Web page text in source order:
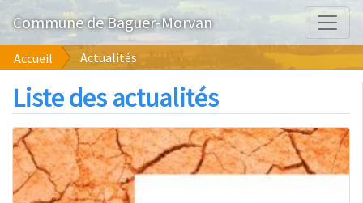
Commune de Baguer-Morvan
Accueil Actualités
Liste des actualités